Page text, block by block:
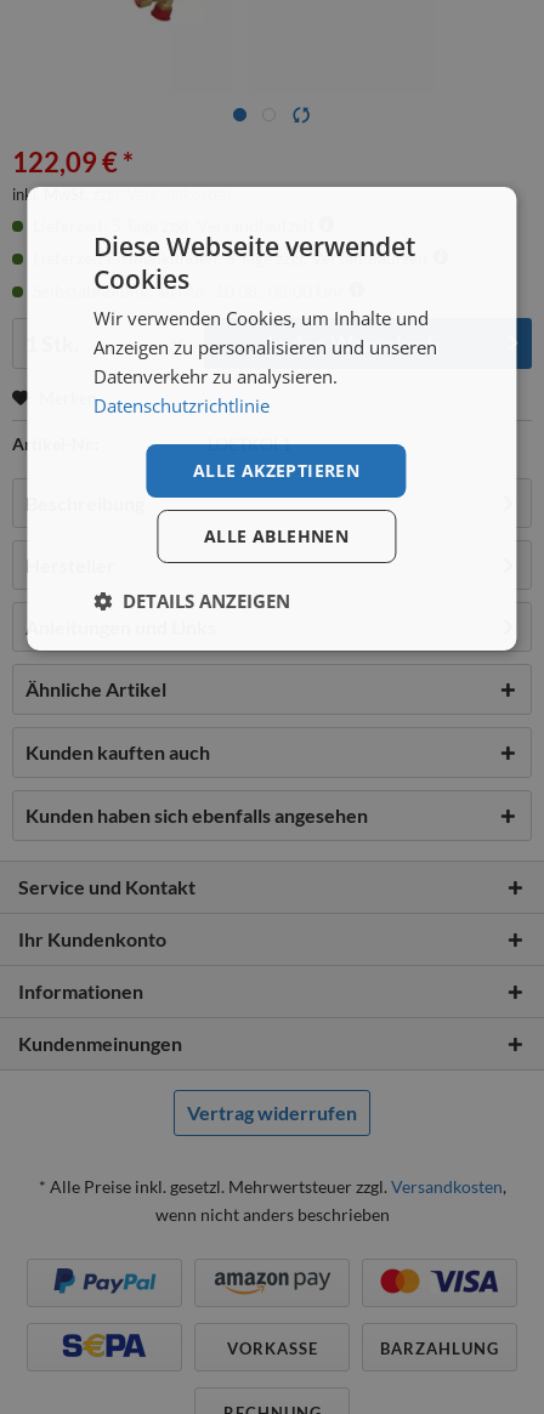
122,09 € *
inkl. MwSt.
Lieferzeit Firmenkunden: 3 Tage zzgl. Versandlaufzeit
Selbstabholung: ab Mo., 10.08., 08:00 Uhr
In den Warenkorb
Merken
Artikel-Nr.: LOETKOL1
Beschreibung
Hersteller
Anleitungen und Links
Ähnliche Artikel
Kunden kauften auch
Kunden haben sich ebenfalls angesehen
Service und Kontakt
Ihr Kundenkonto
Informationen
Kundenmeinungen
Vertrag widerrufen
* Alle Preise inkl. gesetzl. Mehrwertsteuer zzgl. Versandkosten,
wenn nicht anders beschrieben
VORKASSE BARZAHLUNG
Diese Webseite verwendet
Cookies
Wir verwenden Cookies, um Inhalte und
Anzeigen zu personalisieren und unseren
Datenverkehr zu analysieren.
Datenschutzrichtlinie
ALLE AKZEPTIEREN
ALLE ABLEHNEN
DETAILS ANZEIGEN